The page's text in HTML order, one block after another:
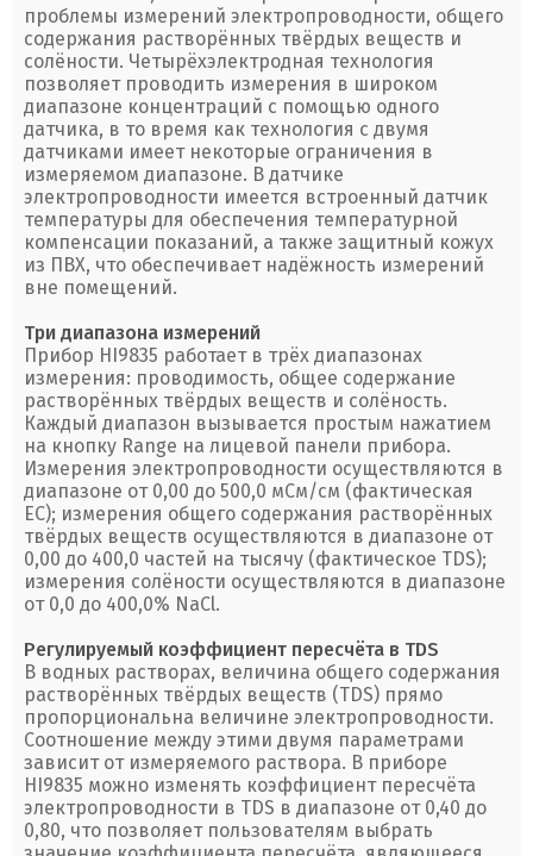
проблемы измерений электропроводности, общего
содержания растворённых твёрдых веществ и
солёности. Четырёхэлектродная технология
позволяет проводить измерения в широком
диапазоне концентраций с помощью одного
датчика, в то время как технология с двумя
датчиками имеет некоторые ограничения в
измеряемом диапазоне. В датчике
электропроводности имеется встроенный датчик
температуры для обеспечения температурной
компенсации показаний, а также защитный кожух
из ПВХ, что обеспечивает надёжность измерений
вне помещений.
Три диапазона измерений
Прибор HI9835 работает в трёх диапазонах
измерения: проводимость, общее содержание
растворённых твёрдых веществ и солёность.
Каждый диапазон вызывается простым нажатием
на кнопку Range на лицевой панели прибора.
Измерения электропроводности осуществляются в
диапазоне от 0,00 до 500,0 мСм/см (фактическая
ЕС); измерения общего содержания растворённых
твёрдых веществ осуществляются в диапазоне от
0,00 до 400,0 частей на тысячу (фактическое TDS);
измерения солёности осуществляются в диапазоне
от 0,0 до 400,0% NaCl.
Регулируемый коэффициент пересчёта в TDS
В водных растворах, величина общего содержания
растворённых твёрдых веществ (TDS) прямо
пропорциональна величине электропроводности.
Соотношение между этими двумя параметрами
зависит от измеряемого раствора. В приборе
HI9835 можно изменять коэффициент пересчёта
электропроводности в TDS в диапазоне от 0,40 до
0,80, что позволяет пользователям выбрать